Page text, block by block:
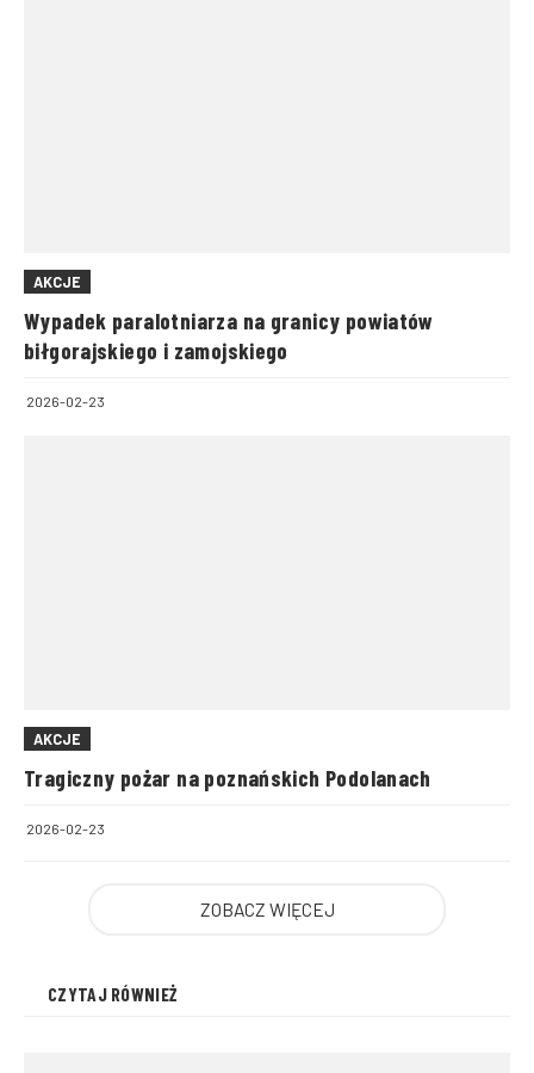
AKCJE
Wypadek paralotniarza na granicy powiatów
biłgorajskiego i zamojskiego
2026-02-23
AKCJE
Tragiczny pożar na poznańskich Podolanach
2026-02-23
ZOBACZ WIĘCEJ
CZYTAJ RÓWNIEŻ